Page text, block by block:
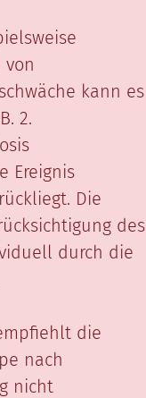
kann es
2.
Ereignis
Die
des
durch die
die
nach
nicht